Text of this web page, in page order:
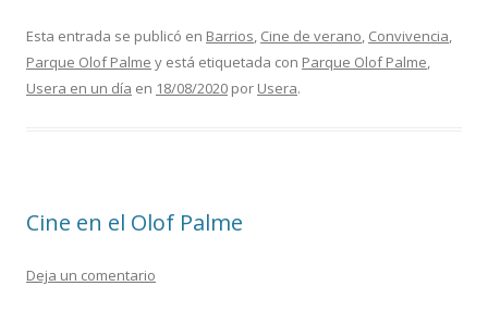
e
b
itt
er
ai
l
m
p
Esta entrada se publicó en Barrios, Cine de verano, Convivencia,
Parque Olof Palme y está etiquetada con Parque Olof Palme,
Usera en un día en 18/08/2020 por Usera.
Cine en el Olof Palme
Deja un comentario